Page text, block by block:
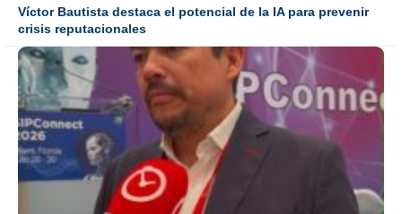
Víctor Bautista destaca el potencial de la IA para prevenir
crisis reputacionales